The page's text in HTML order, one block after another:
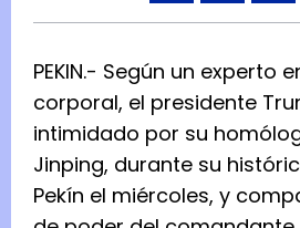
PEKIN.- Según un experto
corporal, el presidente
intimidado por su
Jinping, durante su
Pekín el miércoles, y